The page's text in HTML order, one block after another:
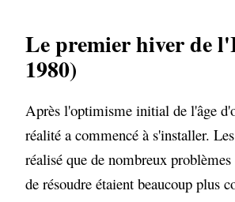
Le premier hiver de
1980)
Après l'optimisme initial de l'âge
réalité a commencé à s'installer.
réalisé que de nombreux problèmes
de résoudre étaient beaucoup plus